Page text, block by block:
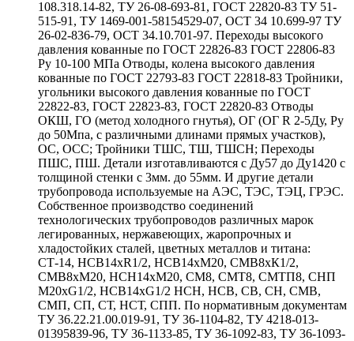
108.318.14-82, ТУ 26-08-693-81, ГОСТ 22820-83 ТУ 51-
515-91, ТУ 1469-001-58154529-07, ОСТ 34 10.699-97 ТУ
26-02-836-79, ОСТ 34.10.701-97. Переходы высокого
давления кованные по ГОСТ 22826-83 ГОСТ 22806-83
Ру 10-100 МПа Отводы, колена высокого давления
кованные по ГОСТ 22793-83 ГОСТ 22818-83 Тройники,
угольники высокого давления кованные по ГОСТ
22822-83, ГОСТ 22823-83, ГОСТ 22820-83 Отводы
ОКШ, ГО (метод холодного гнутья), ОГ (ОГ R 2-5Ду, Ру
до 50Мпа, с различными длинами прямых участков),
ОС, ОСС; Тройники ТШС, ТШ, ТШСН; Переходы
ПШС, ПШ. Детали изготавливаются с Ду57 до Ду1420 с
толщиной стенки с 3мм. до 55мм. И другие детали
трубопровода используемые на АЭС, ТЭС, ТЭЦ, ГРЭС.
Собственное производство соединений
технологических трубопроводов различных марок
легированных, нержавеющих, жаропрочных и
хладостойких сталей, цветных металлов и титана:
СТ-14, НСВ14хR1/2, НСВ14хМ20, СМВ8хК1/2,
СМВ8хМ20, НСН14хМ20, СМ8, СМТ8, СМТП8, СНП
М20хG1/2, НСВ14хG1/2 НСН, НСВ, СВ, СН, СМВ,
СМП, СП, СТ, НСТ, СПП. По нормативным документам
ТУ 36.22.21.00.019-91, ТУ 36-1104-82, ТУ 4218-013-
01395839-96, ТУ 36-1133-85, ТУ 36-1092-83, ТУ 36-1093-